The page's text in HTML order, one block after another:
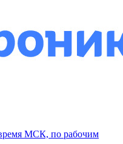
МСК, по рабочим